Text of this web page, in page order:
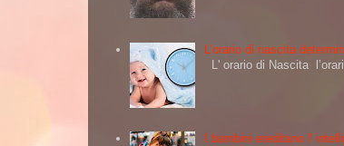
L’orario di nascita
L' orario di Nascita
I bambini ereditano l'